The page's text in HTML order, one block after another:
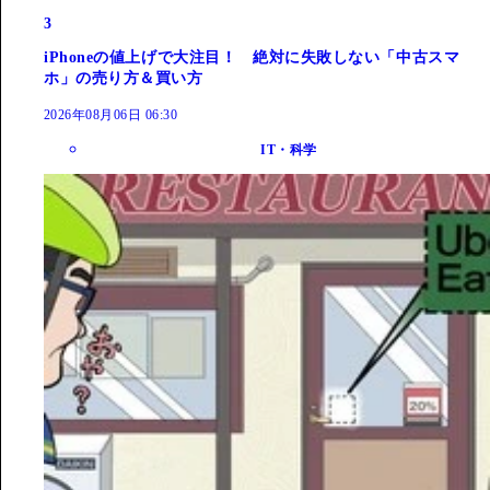
3
iPhoneの値上げで大注目！ 絶対に失敗しない「中古スマ
ホ」の売り方＆買い方
2026年08月06日 06:30
IT・科学